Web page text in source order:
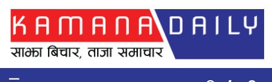
गृहपृष्ठ
समाचार